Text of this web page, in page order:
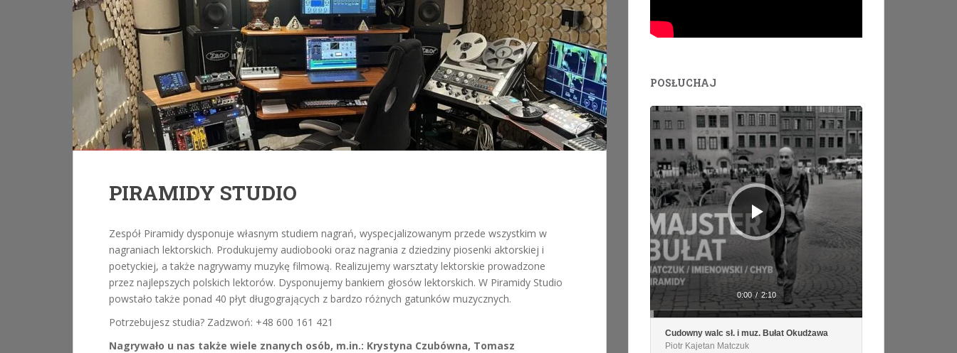
PIRAMIDY STUDIO
Zespół Piramidy dysponuje własnym studiem nagrań, wyspecjalizowanym przede wszystkim w
nagraniach lektorskich. Produkujemy audiobooki oraz nagrania z dziedziny piosenki aktorskiej i
poetyckiej, a także nagrywamy muzykę filmową. Realizujemy warsztaty lektorskie prowadzone
przez najlepszych polskich lektorów. Dysponujemy bankiem głosów lektorskich. W Piramidy Studio
powstało także ponad 40 płyt długogrających z bardzo różnych gatunków muzycznych.
Potrzebujesz studia? Zadzwoń: +48 600 161 421
Nagrywało u nas także wiele znanych osób, m.in.: Krystyna Czubówna, Tomasz
POSŁUCHAJ
Odtwarzacz
plików
dźwiękowych
0:00 / 2:10
Cudowny walc sł. i muz. Bułat Okudżawa
Piotr Kajetan Matczuk